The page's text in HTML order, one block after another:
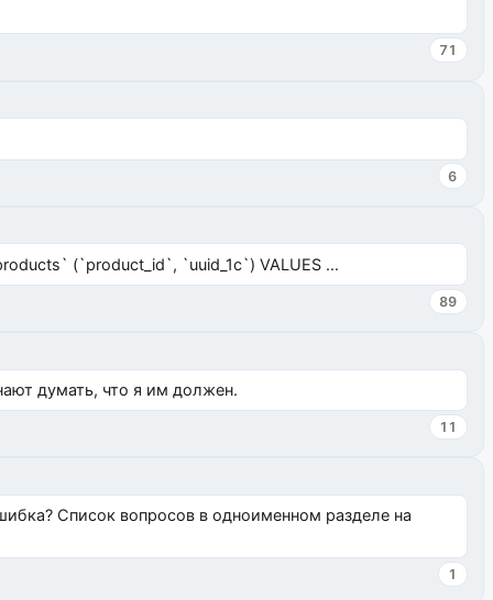
71
6
(`product_id`, `uuid_1c`) VALUES ...
89
думать, что я им должен.
11
Список вопросов в одноименном разделе на
1